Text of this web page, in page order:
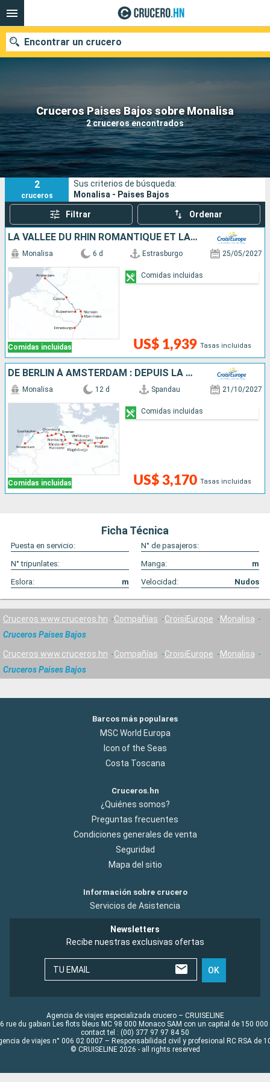
Cruceros Paises Bajos sobre Monalisa
2 cruceros encontrados
Encontrar un crucero
Nuestros destinos
Fecha de salida
Puertos Compañías
Buscar
2
cruceros
Sus criterios de búsqueda:
Monalisa - Paises Bajos
Filtrar Ordenar
LA VALLÉE DU RHIN ROMANTIQUE ET LA HOLLANDE
Comidas incluidas
Monalisa 6 d Estrasburgo 25/05/2027
US$ 1,939 Tasas incluidas
Comidas incluidas
DE BERLIN À AMSTERDAM : DEPUIS LA CAPITALE ALLEMANDE VERS LA HOLLANDE ET SES CANAUX
Comidas incluidas
Monalisa 12 d Spandau 21/10/2027
US$ 3,170 Tasas incluidas
Comidas incluidas
Ficha Técnica
Puesta en servicio:
N° de pasajeros:
N° tripunlates:
Manga:
m
Eslora:
m Velocidad: Nudos
Cruceros www.cruceros.hn Compañías CroisiEurope
Monalisa
Cruceros Paises Bajos
Cruceros www.cruceros.hn Compañías CroisiEurope
Monalisa
Cruceros Paises Bajos
Barcos más populares
MSC World Europa
Icon of the Seas
Costa Toscana
Cruceros.hn
¿Quiénes somos?
Preguntas frecuentes
Condiciones generales de venta
Seguridad
Mapa del sitio
Información sobre crucero
Servicios de Asistencia
Newsletters
Recibe nuestras exclusivas ofertas
TU EMAIL OK
Agencia de viajes especializada crucero – CRUISELINE
rue du gabian Les flots bleus MC 98 000 Monaco SAM con un capital de 150 000
contact tel : (00) 377 97 97 84 50
de viajes n° 006 02 0007 – Responsabilidad civil y profesional RC RSA de
© CRUISELINE 2026 - all rights reserved